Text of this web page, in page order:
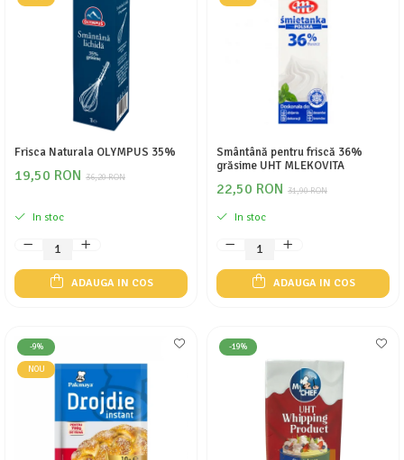
Frisca Naturala OLYMPUS 35%
36,20 RON
19,50 RON
In stoc
ADAUGA IN COS
Smântână pentru friscă 36%
grăsime UHT MLEKOVITA
31,90 RON
22,50 RON
In stoc
ADAUGA IN COS
-9%
NOU
-19%